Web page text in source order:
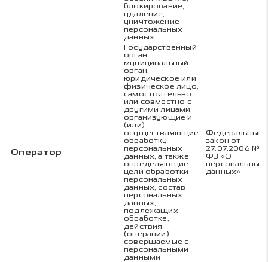
блокирование,
удаление,
уничтожение
персональных
данных
Оператор
Государственный
орган,
муниципальный
орган,
юридическое или
физическое лицо,
самостоятельно
или совместно с
другими лицами
организующие и
(или)
осуществляющие
обработку
персональных
данных, а также
определяющие
цели обработки
персональных
данных, состав
персональных
данных,
подлежащих
обработке,
действия
(операции),
совершаемые с
персональными
данными
Федеральный
закон от
27.07.2006 №
ФЗ «О
персональных
данных»